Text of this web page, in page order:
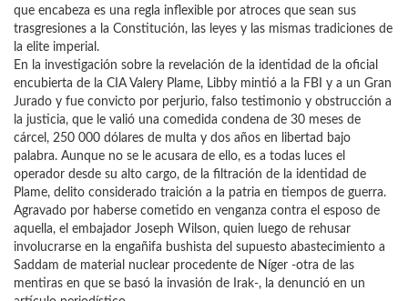
que encabeza es una regla inflexible por atroces que sean sus
trasgresiones a la Constitución, las leyes y las mismas tradiciones de
la elite imperial.
En la investigación sobre la revelación de la identidad de la oficial
encubierta de la CIA Valery Plame, Libby mintió a la FBI y a un Gran
Jurado y fue convicto por perjurio, falso testimonio y obstrucción a
la justicia, que le valió una comedida condena de 30 meses de
cárcel, 250 000 dólares de multa y dos años en libertad bajo
palabra. Aunque no se le acusara de ello, es a todas luces el
operador desde su alto cargo, de la filtración de la identidad de
Plame, delito considerado traición a la patria en tiempos de guerra.
Agravado por haberse cometido en venganza contra el esposo de
aquella, el embajador Joseph Wilson, quien luego de rehusar
involucrarse en la engañifa bushista del supuesto abastecimiento a
Saddam de material nuclear procedente de Níger -otra de las
mentiras en que se basó la invasión de Irak-, la denunció en un